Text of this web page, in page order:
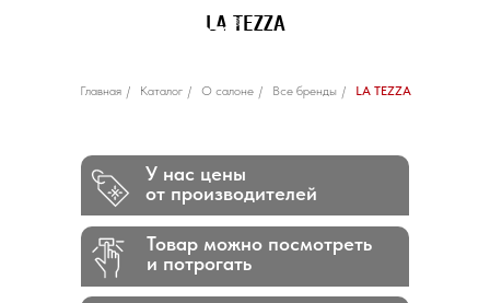
LA TEZZA
Главная / Каталог / О салоне / Все бренды / LA TEZZA
Товар можно посмотреть
и потрогать
У нас цены
от производителей